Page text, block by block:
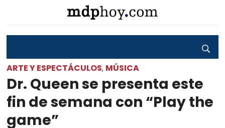
ARTE Y ESPECTÁCULOS, MÚSICA
Dr. Queen se presenta este
fin de semana con “Play the
game”